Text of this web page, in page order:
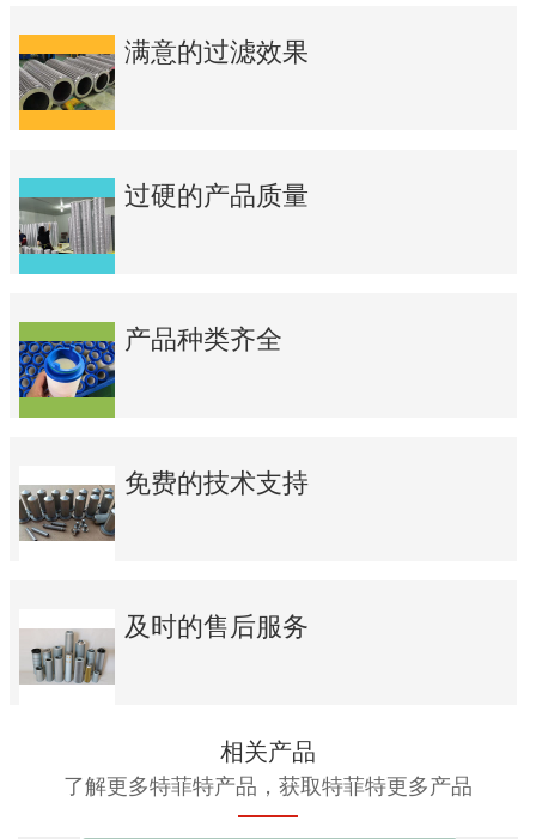
满意的过滤效果
过硬的产品质量
产品种类齐全
免费的技术支持
及时的售后服务
相关产品
了解更多特菲特产品，获取特菲特更多产品